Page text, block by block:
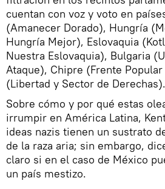
cuentan con voz y voto en
(Amanecer Dorado), Hungría
Hungría Mejor), Eslovaquia
Nuestra Eslovaquia), Bulgaria
Ataque), Chipre (Frente
(Libertad y Sector de Derechas).
Sobre cómo y por qué estas
irrumpir en América Latina,
ideas nazis tienen un sustrato
de la raza aria; sin embargo,
claro si en el caso de México
un país mestizo.